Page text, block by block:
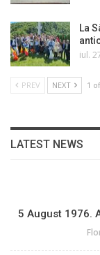
La
iul.
PREV NEXT 1
LATEST NEWS
5 August 1976.